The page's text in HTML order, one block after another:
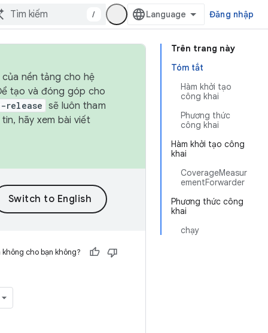
/ Đăng nhập
Trên trang này
Tóm tắt
Hàm khởi tạo
công khai
Phương thức
công khai
Hàm khởi tạo công
khai
CoverageMeasur
ementForwarder
Phương thức công
khai
chạy
nền tảng cho hệ
tạo và đóng góp cho
release sẽ luôn tham
hãy xem bài viết
cho bạn không?